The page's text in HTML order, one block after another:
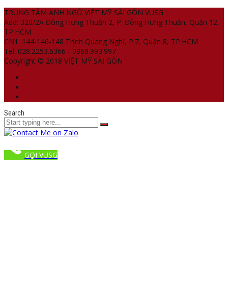
TRUNG TÂM ANH NGỮ VIỆT MỸ SÀI GÒN VUSG
Add: 320/2A Đông Hưng Thuận 2, P. Đông Hưng Thuận, Quận 12,
TP.HCM
CN1: 144-146-148 Trịnh Quang Nghị, P.7, Quận 8, TP.HCM
Tel: 028.2253.6366 - 0868.993.997
Copyright © 2018 VIỆT MỸ SÀI GÒN
Search
GỌI VUSG